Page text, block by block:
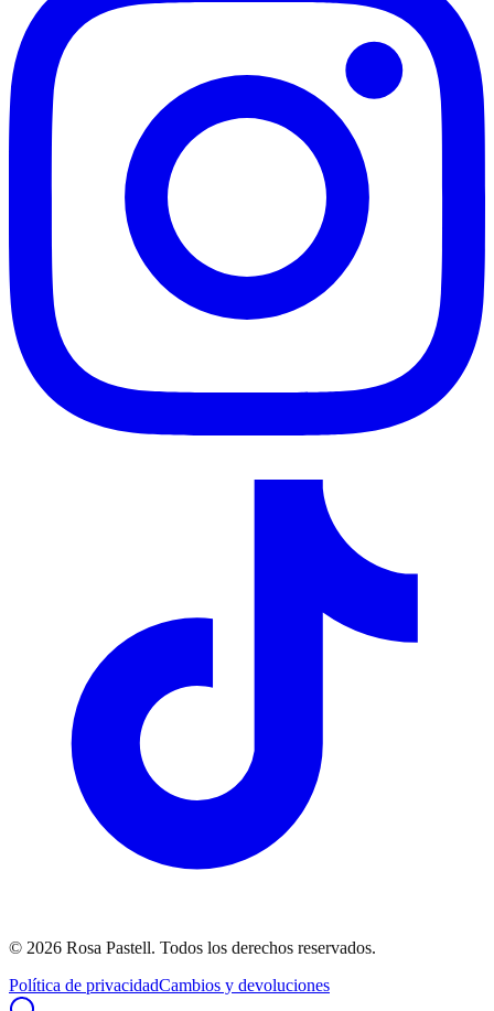
© 2026 Rosa Pastell. Todos los derechos reservados.
Política de privacidadCambios y devoluciones